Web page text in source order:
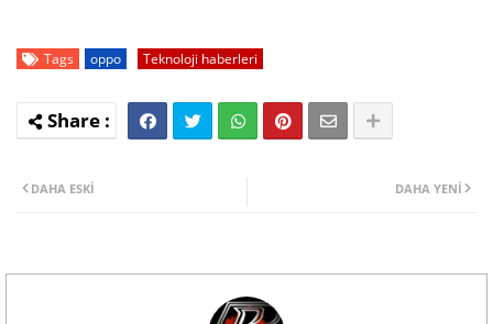
Tags oppo Teknoloji haberleri
DAHA YENI
DAHA ESKI